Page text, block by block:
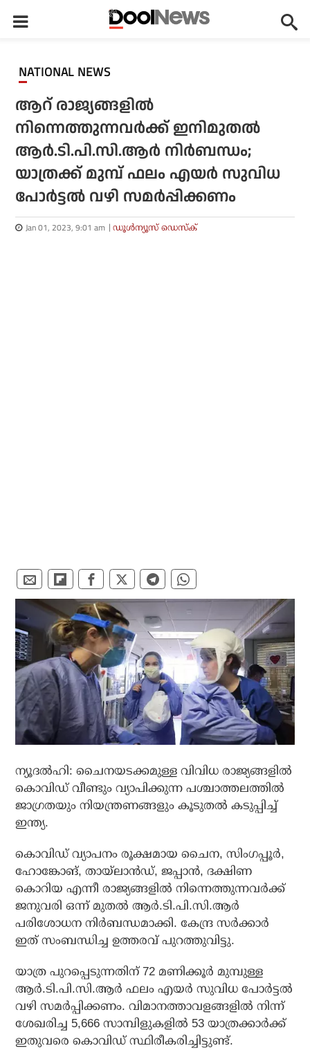
NATIONAL NEWS
ആറ് രാജ്യങ്ങളില്‍
നിന്നെത്തുന്നവര്‍ക്ക് ഇനിമുതല്‍
ആര്‍.ടി.പി.സി.ആര്‍ നിര്‍ബന്ധം;
യാത്രക്ക് മുമ്പ് ഫലം എയര്‍ സുവിധ
പോര്‍ട്ടല്‍ വഴി സമര്‍പ്പിക്കണം
Jan 01, 2023, 9:01 am ഡൂള്‍ന്യൂസ് ഡെസ്‌ക്
ന്യൂദല്‍ഹി: ചൈനയടക്കമുള്ള വിവിധ രാജ്യങ്ങളില്‍
കൊവിഡ് വീണ്ടും വ്യാപിക്കുന്ന പശ്ചാത്തലത്തില്‍
ജാഗ്രതയും നിയന്ത്രണങ്ങളും കൂടുതല്‍ കടുപ്പിച്ച്
ഇന്ത്യ.
കൊവിഡ് വ്യാപനം രൂക്ഷമായ ചൈന, സിംഗപ്പൂര്‍,
ഹോങ്കോങ്, തായ്‌ലാന്‍ഡ്, ജപ്പാന്‍, ദക്ഷിണ
കൊറിയ എന്നീ രാജ്യങ്ങളില്‍ നിന്നെത്തുന്നവര്‍ക്ക്
ജനുവരി ഒന്ന് മുതല്‍ ആര്‍.ടി.പി.സി.ആര്‍
പരിശോധന നിര്‍ബന്ധമാക്കി. കേന്ദ്ര സര്‍ക്കാര്‍
ഇത് സംബന്ധിച്ച ഉത്തരവ് പുറത്തുവിട്ടു.
യാത്ര പുറപ്പെടുന്നതിന് 72 മണിക്കൂര്‍ മുമ്പുള്ള
ആര്‍.ടി.പി.സി.ആര്‍ ഫലം എയര്‍ സുവിധ പോര്‍ട്ടല്‍
വഴി സമര്‍പ്പിക്കണം. വിമാനത്താവളങ്ങളില്‍ നിന്ന്
ശേഖരിച്ച 5,666 സാമ്പിളുകളില്‍ 53 യാത്രക്കാര്‍ക്ക്
ഇതുവരെ കൊവിഡ് സ്ഥിരീകരിച്ചിട്ടുണ്ട്.